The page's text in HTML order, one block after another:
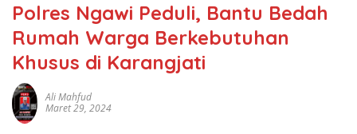
Polres Ngawi Peduli, Bantu Bedah
Rumah Warga Berkebutuhan
Khusus di Karangjati
Ali Mahfud
Maret 29, 2024